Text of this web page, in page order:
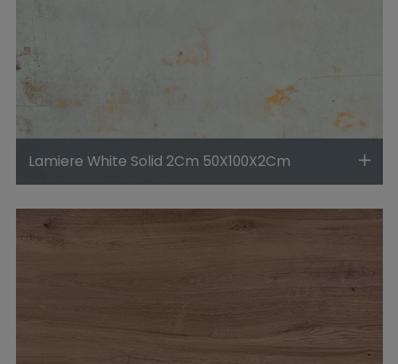
Lamiere White Solid 2Cm 50X100X2Cm